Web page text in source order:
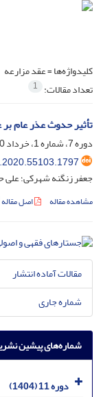
کلیدواژه‌ها =عقد مزارعه
تعداد مقالات: 1
تأثیر حدوث عذر عام
دوره 7، شماره 1، خرداد 1400، صفحه
جعفر زنگنه شهرکی؛
مشاهده مقاله اصل مقاله
مقالات آماده انتشار
شماره جاری
شماره‌های پیشین
دوره 11 (1404)